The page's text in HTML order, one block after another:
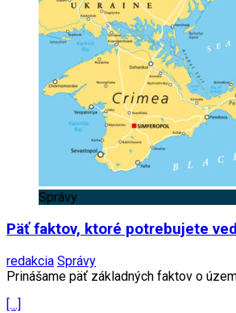
Správy
Päť faktov, ktoré potrebujete
redakcia Správy
Prinášame päť základných faktov o
[…]